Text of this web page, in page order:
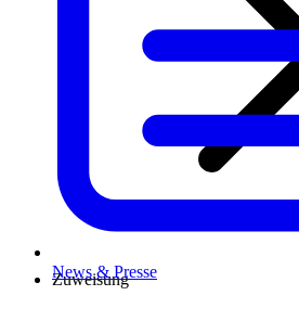
News & Presse
Zuweisung